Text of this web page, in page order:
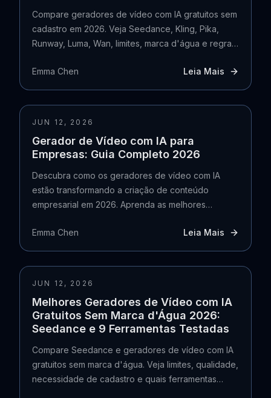
Compare geradores de vídeo com IA gratuitos sem
cadastro em 2026. Veja Seedance, Kling, Pika,
Runway, Luma, Wan, limites, marca d'água e regras
Emma Chen
Leia Mais
JUN 12, 2026
Gerador de Vídeo com IA para
Empresas: Guia Completo 2026
Descubra como os geradores de vídeo com IA
estão transformando a criação de conteúdo
empresarial em 2026. Aprenda as melhores
passo a passo para começar a produzir vídeos
Emma Chen Leia Mais
JUN 12, 2026
Melhores Geradores de Vídeo com IA
Gratuitos Sem Marca d'Água 2026:
Seedance e 9 Ferramentas Testadas
Compare Seedance e geradores de vídeo com IA
gratuitos sem marca d'água. Veja limites, qualidade,
necessidade de cadastro e quais ferramentas